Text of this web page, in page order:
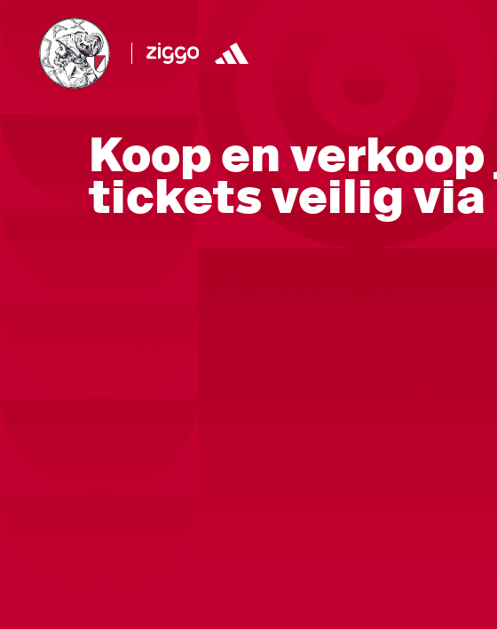
Koop en
tickets veilig via